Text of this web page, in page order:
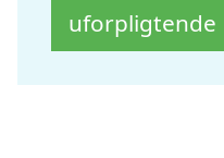
uforpligtende